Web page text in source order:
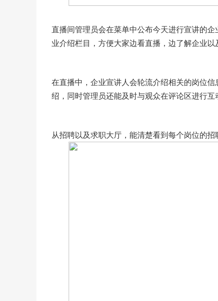
直播间管理员会在菜单中公布今天进行宣讲的
业介绍栏目，方便大家边看直播，边了解企业以
在直播中，企业宣讲人会轮流介绍相关的岗位
绍，同时管理员还能及时与观众在评论区进行
从招聘以及求职大厅，能清楚看到每个岗位的